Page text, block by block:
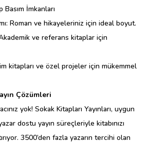
Basım İmkanları
Roman ve hikayeleriniz için ideal boyut.
ve referans kitaplar için
kitapları ve özel projeler için mükemmel
Çözümleri
yok! Sokak Kitapları Yayınları, uygun
dostu yayın süreçleriyle kitabınızı
3500’den fazla yazarın tercihi olan